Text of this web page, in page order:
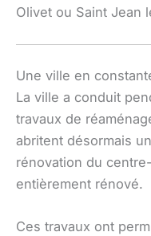
Olivet ou Saint Jean
Une ville en
La ville a conduit
travaux de
abritent désormais
rénovation du
entièrement rénové.
Ces travaux ont